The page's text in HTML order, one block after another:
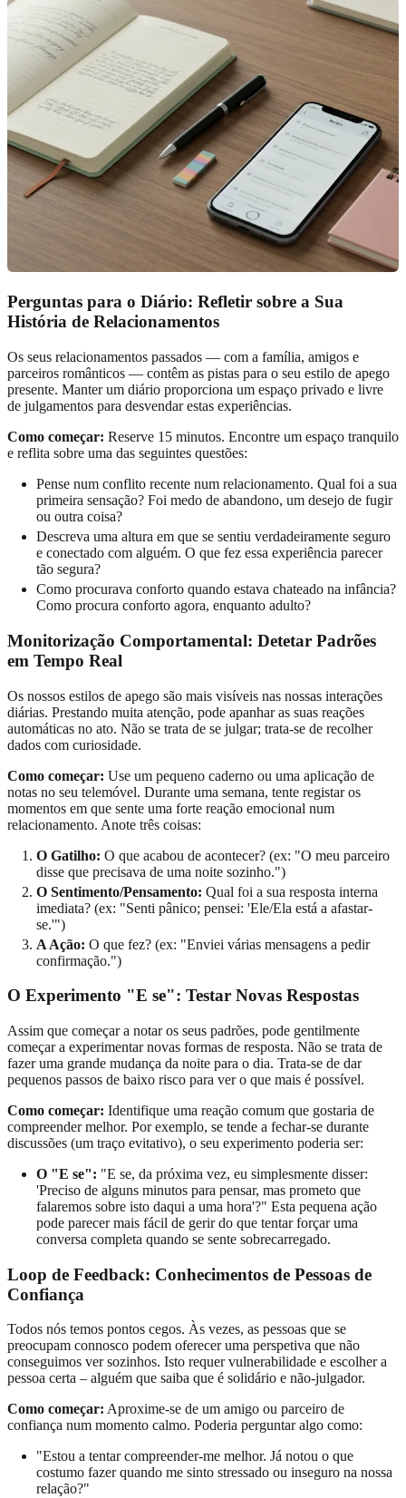
Perguntas para o Diário: Refletir sobre a Sua
História de Relacionamentos
Os seus relacionamentos passados — com a família, amigos e
parceiros românticos — contêm as pistas para o seu estilo de apego
presente. Manter um diário proporciona um espaço privado e livre
de julgamentos para desvendar estas experiências.
Como começar: Reserve 15 minutos. Encontre um espaço tranquilo
e reflita sobre uma das seguintes questões:
Pense num conflito recente num relacionamento. Qual foi a sua
primeira sensação? Foi medo de abandono, um desejo de fugir
ou outra coisa?
Descreva uma altura em que se sentiu verdadeiramente seguro
e conectado com alguém. O que fez essa experiência parecer
tão segura?
Como procurava conforto quando estava chateado na infância?
Como procura conforto agora, enquanto adulto?
Monitorização Comportamental: Detetar Padrões
em Tempo Real
Os nossos estilos de apego são mais visíveis nas nossas interações
diárias. Prestando muita atenção, pode apanhar as suas reações
automáticas no ato. Não se trata de se julgar; trata-se de recolher
dados com curiosidade.
Como começar: Use um pequeno caderno ou uma aplicação de
notas no seu telemóvel. Durante uma semana, tente registar os
momentos em que sente uma forte reação emocional num
relacionamento. Anote três coisas:
O Gatilho: O que acabou de acontecer? (ex: "O meu parceiro
disse que precisava de uma noite sozinho.")
O Sentimento/Pensamento: Qual foi a sua resposta interna
imediata? (ex: "Senti pânico; pensei: 'Ele/Ela está a afastar-
se.'")
A Ação: O que fez? (ex: "Enviei várias mensagens a pedir
confirmação.")
O Experimento "E se": Testar Novas Respostas
Assim que começar a notar os seus padrões, pode gentilmente
começar a experimentar novas formas de resposta. Não se trata de
fazer uma grande mudança da noite para o dia. Trata-se de dar
pequenos passos de baixo risco para ver o que mais é possível.
Como começar: Identifique uma reação comum que gostaria de
compreender melhor. Por exemplo, se tende a fechar-se durante
discussões (um traço evitativo), o seu experimento poderia ser:
O "E se": "E se, da próxima vez, eu simplesmente disser:
'Preciso de alguns minutos para pensar, mas prometo que
falaremos sobre isto daqui a uma hora'?" Esta pequena ação
pode parecer mais fácil de gerir do que tentar forçar uma
conversa completa quando se sente sobrecarregado.
Loop de Feedback: Conhecimentos de Pessoas de
Confiança
Todos nós temos pontos cegos. Às vezes, as pessoas que se
preocupam connosco podem oferecer uma perspetiva que não
conseguimos ver sozinhos. Isto requer vulnerabilidade e escolher a
pessoa certa – alguém que saiba que é solidário e não-julgador.
Como começar: Aproxime-se de um amigo ou parceiro de
confiança num momento calmo. Poderia perguntar algo como:
"Estou a tentar compreender-me melhor. Já notou o que
costumo fazer quando me sinto stressado ou inseguro na nossa
relação?"